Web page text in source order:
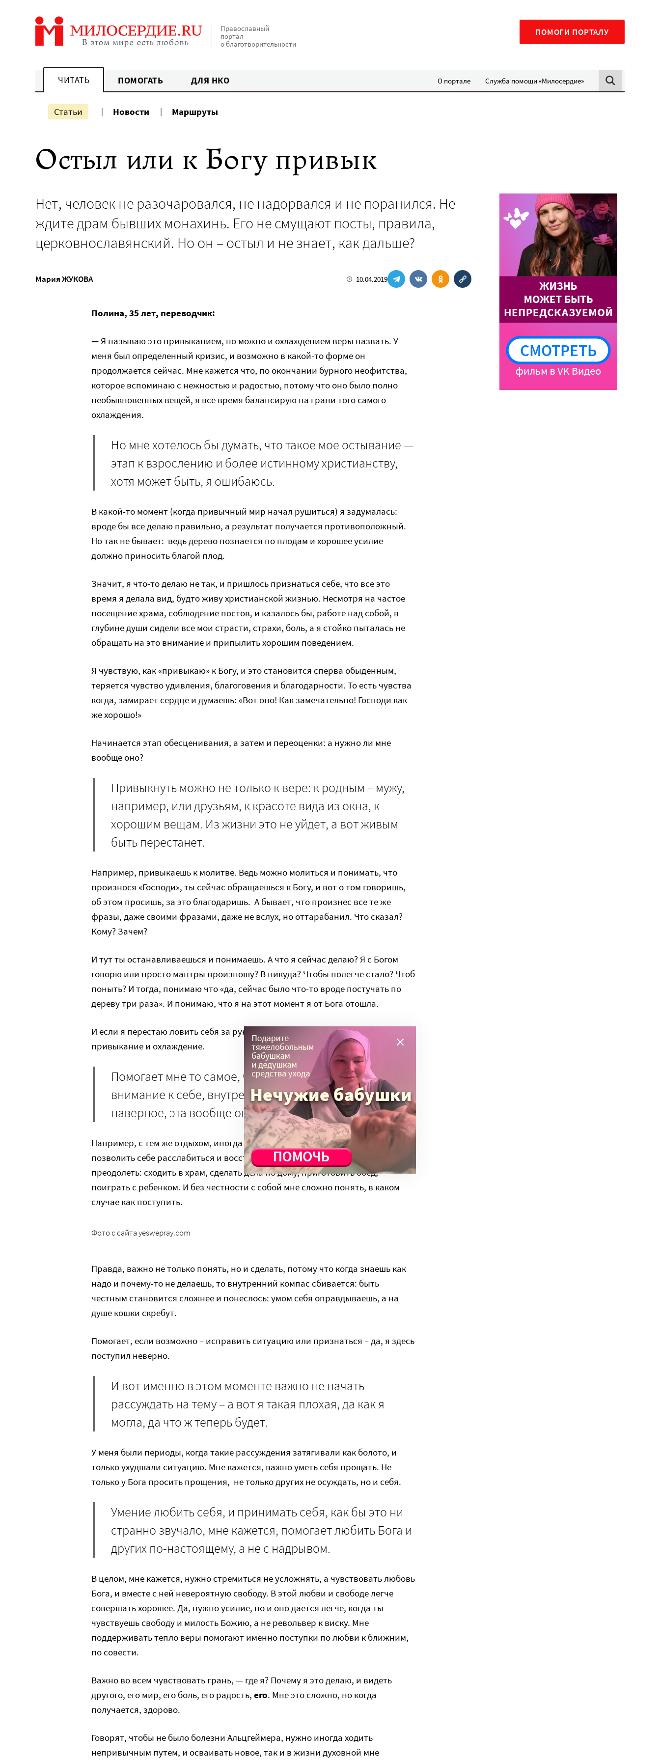
Православный
портал
о благотворительности
ПОМОГИ ПОРТАЛУ
ЧИТАТЬ ПОМОГАТЬ ДЛЯ НКО О портале Служба помощи «Милосердие»
Статьи Новости Маршруты
Остыл или к Богу привык
Нет, человек не разочаровался, не надорвался и не поранился. Не
ждите драм бывших монахинь. Его не смущают посты, правила,
церковнославянский. Но он – остыл и не знает, как дальше?
Мария ЖУКОВА 10.04.2019
Полина, 35 лет, переводчик:
—Я называю это привыканием, но можно и охлаждением веры назвать. У
меня был определенный кризис, и возможно в какой-то форме он
продолжается сейчас. Мне кажется что, по окончании бурного неофитства,
которое вспоминаю с нежностью и радостью, потому что оно было полно
необыкновенных вещей, я все время балансирую на грани того самого
охлаждения.
Но мне хотелось бы думать, что такое мое остывание —
этап к взрослению и более истинному христианству,
хотя может быть, я ошибаюсь.
В какой-то момент (когда привычный мир начал рушиться) я задумалась:
вроде бы все делаю правильно, а результат получается противоположный.
Но так не бывает: ведь дерево познается по плодам и хорошее усилие
должно приносить благой плод.
Значит, я что-то делаю не так, и пришлось признаться себе, что все это
время я делала вид, будто живу христианской жизнью. Несмотря на частое
посещение храма, соблюдение постов, и казалось бы, работе над собой, в
глубине души сидели все мои страсти, страхи, боль, а я стойко пыталась не
обращать на это внимание и припылить хорошим поведением.
Я чувствую, как «привыкаю» к Богу, и это становится сперва обыденным,
теряется чувство удивления, благоговения и благодарности. То есть чувства
когда, замирает сердце и думаешь: «Вот оно! Как замечательно! Господи как
же хорошо!»
Начинается этап обесценивания, а затем и переоценки: а нужно ли мне
вообще оно?
Привыкнуть можно не только к вере: к родным – мужу,
например, или друзьям, к красоте вида из окна, к
хорошим вещам. Из жизни это не уйдет, а вот живым
быть перестанет.
Например, привыкаешь к молитве. Ведь можно молиться и понимать, что
произнося «Господи», ты сейчас обращаешься к Богу, и вот о том говоришь,
об этом просишь, за это благодаришь. А бывает, что произнес все те же
фразы, даже своими фразами, даже не вслух, но оттарабанил. Что сказал?
Кому? Зачем?
И тут ты останавливаешься и понимаешь. А что я сейчас делаю? Я с Богом
говорю или просто мантры произношу? В никуда? Чтобы полегче стало? Чтоб
поныть? И тогда, понимаю что «да, сейчас было что-то вроде постучать по
дереву три раза». И понимаю, что я на этот момент я от Бога отошла.
И если я перестаю ловить себя за руку в такие моменты, то и наступает
привыкание и охлаждение.
Помогает мне то самое, часто упоминаемое трезвение,
внимание к себе, внутренняя честность. Для меня,
наверное, эта вообще опора в принятии решений.
Например, с тем же отдыхом, иногда действительно нет сил, нужно
позволить себе расслабиться и восстановится, а иногда нужно себя немного
преодолеть: сходить в храм, сделать дела по дому, приготовить обед,
поиграть с ребенком. И без честности с собой мне сложно понять, в каком
случае как поступить.
Фото с сайта yeswepray.com
Правда, важно не только понять, но и сделать, потому что когда знаешь как
надо и почему-то не делаешь, то внутренний компас сбивается: быть
честным становится сложнее и понеслось: умом себя оправдываешь, а на
душе кошки скребут.
Помогает, если возможно – исправить ситуацию или признаться – да, я здесь
поступил неверно.
И вот именно в этом моменте важно не начать
рассуждать на тему – а вот я такая плохая, да как я
могла, да что ж теперь будет.
У меня были периоды, когда такие рассуждения затягивали как болото, и
только ухудшали ситуацию. Мне кажется, важно уметь себя прощать. Не
только у Бога просить прощения, не только других не осуждать, но и себя.
Умение любить себя, и принимать себя, как бы это ни
странно звучало, мне кажется, помогает любить Бога и
других по-настоящему, а не с надрывом.
В целом, мне кажется, нужно стремиться не усложнять, а чувствовать любовь
Бога, и вместе с ней невероятную свободу. В этой любви и свободе легче
совершать хорошее. Да, нужно усилие, но и оно дается легче, когда ты
чувствуешь свободу и милость Божию, а не револьвер к виску. Мне
поддерживать тепло веры помогают именно поступки по любви к ближним,
по совести.
Важно во всем чувствовать грань, — где я? Почему я это делаю, и видеть
другого, его мир, его боль, его радость, его. Мне это сложно, но когда
получается, здорово.
Говорят, чтобы не было болезни Альцгеймера, нужно иногда ходить
непривычным путем, и осваивать новое, так и в жизни духовной мне